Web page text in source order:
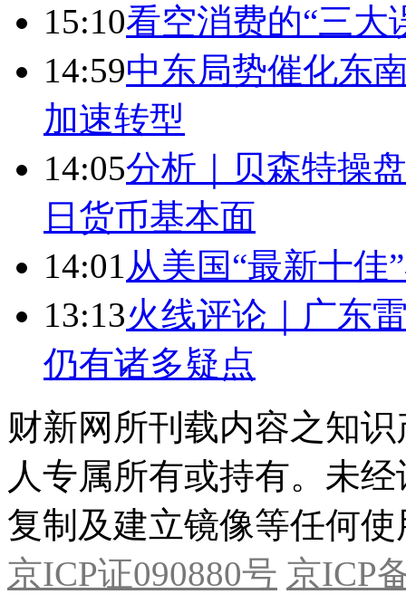
15:10看空消费的“三大
14:59中东局势催化东
加速转型
14:05分析｜贝森特操
日货币基本面
14:01从美国“最新十佳
13:13火线评论｜广东
仍有诸多疑点
财新网所刊载内容之知
人专属所有或持有。未
复制及建立镜像等任何使
京ICP证090880号 京ICP